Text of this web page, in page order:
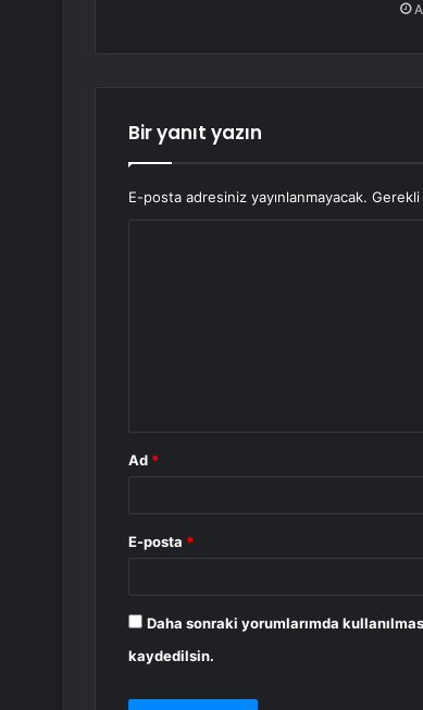
Bir yanıt yazın
E-posta adresiniz yayınlanmayacak. Gerekli
Ad *
E-posta *
Daha sonraki yorumlarımda
kaydedilsin.